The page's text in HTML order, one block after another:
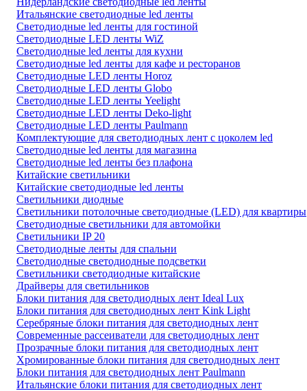
Итальянские светодиодные led ленты
Светодиодные led ленты для гостиной
Светодиодные LED ленты WiZ
Светодиодные led ленты для кухни
Светодиодные led ленты для кафе и ресторанов
Светодиодные LED ленты Horoz
Светодиодные LED ленты Globo
Светодиодные LED ленты Yeelight
Светодиодные LED ленты Deko-light
Светодиодные LED ленты Paulmann
Комплектующие для светодиодных лент с цоколем led
Светодиодные led ленты для магазина
Светодиодные led ленты без плафона
Китайские светильники
Китайские светодиодные led ленты
Светильники диодные
Светильники потолочные светодиодные (LED) для квартиры
Светодиодные светильники для автомойки
Светильники IP 20
Светодиодные ленты для спальни
Светодиодные светодиодные подсветки
Светильники светодиодные китайские
Драйверы для светильников
Блоки питания для светодиодных лент Ideal Lux
Блоки питания для светодиодных лент Kink Light
Серебряные блоки питания для светодиодных лент
Современные рассеиватели для светодиодных лент
Прозрачные блоки питания для светодиодных лент
Хромированные блоки питания для светодиодных лент
Блоки питания для светодиодных лент Paulmann
Итальянские блоки питания для светодиодных лент